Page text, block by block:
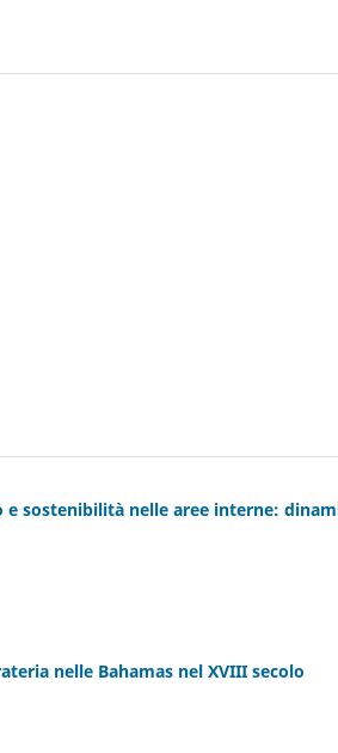
sostenibilità nelle aree interne:
nelle Bahamas nel XVIII secolo